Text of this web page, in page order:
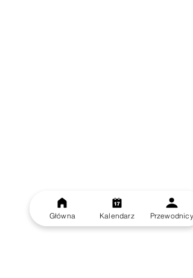
Główna Kalendarz Przewodnicy